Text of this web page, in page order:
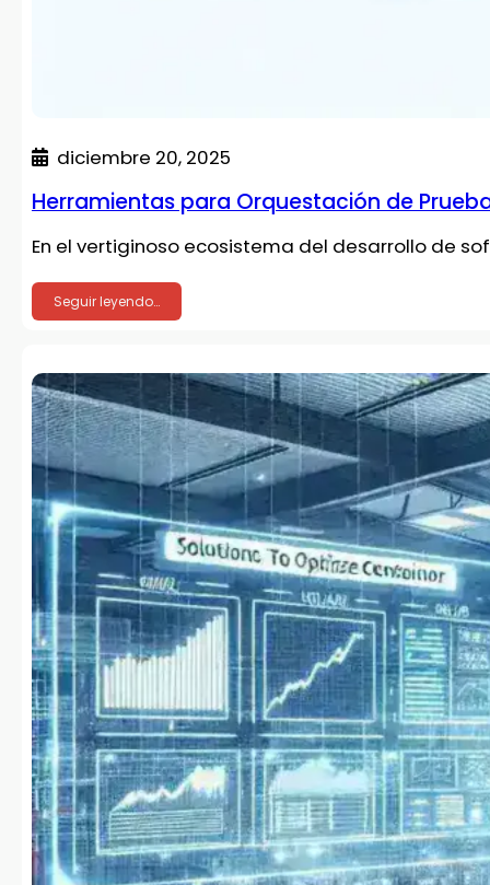
diciembre 20, 2025
Herramientas para Orquestación de
En el vertiginoso ecosistema del desarrollo de
Seguir leyendo…